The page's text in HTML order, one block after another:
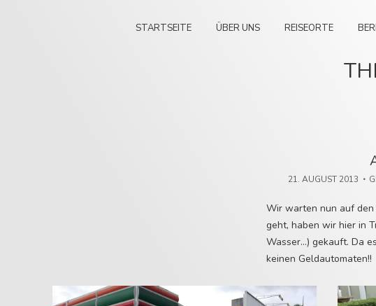
STARTSEITE ÜBER UNS REISEORTE
21. AUGUST 2013
Wir warten nun auf den
geht, haben wir hier in
Wasser…) gekauft. Da
keinen Geldautomaten!!